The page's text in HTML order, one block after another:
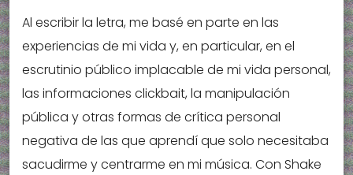
Al escribir la letra, me basé en parte en las
experiencias de mi vida y, en particular, en el
escrutinio público implacable de mi vida personal,
las informaciones clickbait, la manipulación
pública y otras formas de crítica personal
negativa de las que aprendí que solo necesitaba
sacudirme y centrarme en mi música. Con Shake